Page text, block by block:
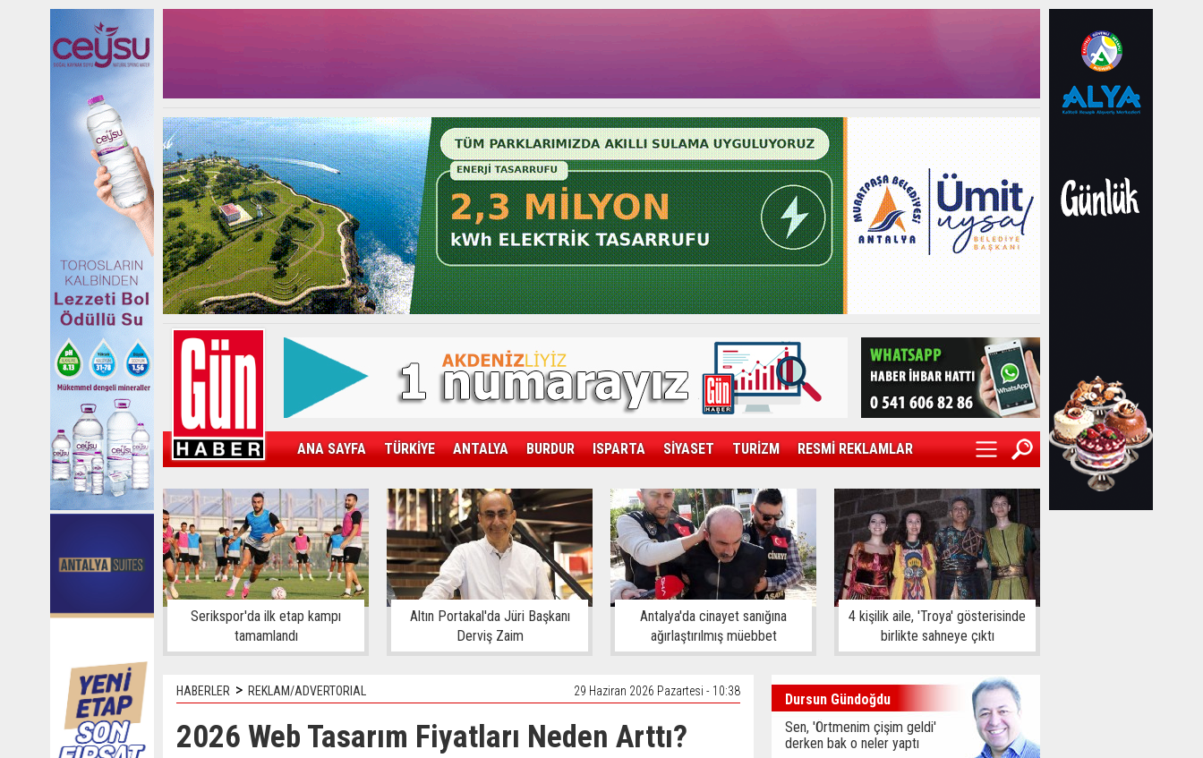
ANA SAYFA TÜRKİYE ANTALYA BURDUR ISPARTA SİYASET TURİZM RESMİ REKLAMLAR
KAMPÜS SPOR GÜN'ÜN ÜRÜNÜ SAĞLIK EKONOMİ DÜNYA
Serikspor'da ilk etap kampı
tamamlandı
Altın Portakal'da Jüri Başkanı
Derviş Zaim
Antalya'da cinayet sanığına
ağırlaştırılmış müebbet
4 kişilik aile, 'Troya' gösterisinde
birlikte sahneye çıktı
HABERLER > REKLAM/ADVERTORIAL 29 Haziran 2026 Pazartesi - 10:38
2026 Web Tasarım Fiyatları Neden Arttı?
Dursun Gündoğdu
Sen, 'Örtmenim çişim geldi'
derken bak o neler yaptı